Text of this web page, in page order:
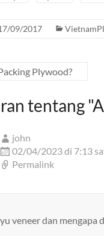
09/2017
Plywood?
tentang "
john
02/04/2023 di 7:13
Permalink
veneer dan